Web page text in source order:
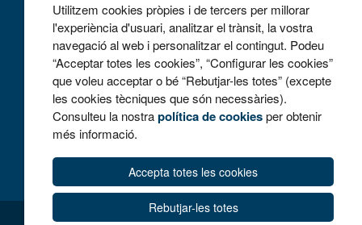
COL·LABOREM
Utilitzem cookies pròpies i de tercers per millorar
l'experiència d'usuari, analitzar el trànsit, la vostra
navegació al web i personalitzar el contingut. Podeu
“Acceptar totes les cookies”, “Configurar les cookies”
que voleu acceptar o bé “Rebutjar-les totes” (excepte
les cookies tècniques que són necessàries).
Consulteu la nostrapolítica de cookiesper obtenir
més informació.
Accepta totes les cookies
Rebutjar-les totes